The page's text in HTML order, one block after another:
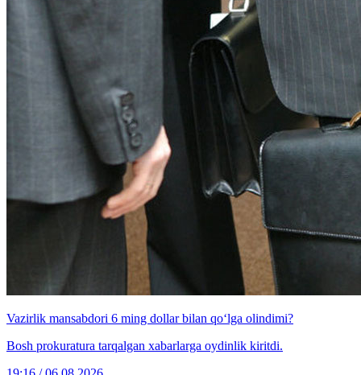
Vazirlik mansabdori 6 ming dollar bilan qo‘lga olindimi?
Bosh prokuratura tarqalgan xabarlarga oydinlik kiritdi.